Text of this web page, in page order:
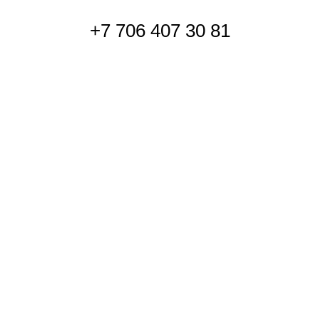
+7 706 407 30 81